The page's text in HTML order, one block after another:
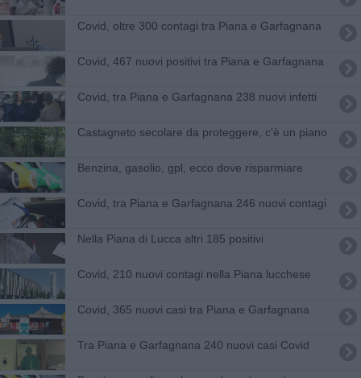
Covid, oltre 300 contagi tra Piana e Garfagnana
Covid, 467 nuovi positivi tra Piana e Garfagnana
Covid, tra Piana e Garfagnana 238 nuovi infetti
Castagneto secolare da proteggere, c'è un piano
​Benzina, gasolio, gpl, ecco dove risparmiare
Covid, tra Piana e Garfagnana 246 nuovi contagi
Nella Piana di Lucca altri 185 positivi
Covid, 210 nuovi contagi nella Piana lucchese
Covid, 365 nuovi casi tra Piana e Garfagnana
Tra Piana e Garfagnana 240 nuovi casi Covid